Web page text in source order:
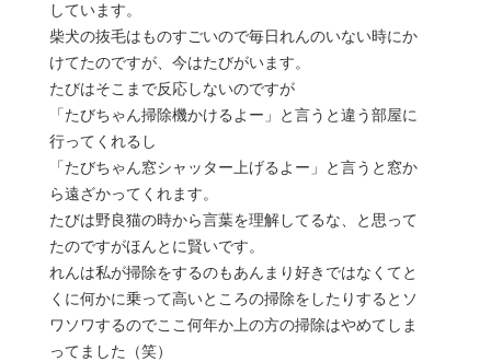
しています。
柴犬の抜毛はものすごいので毎日れんのいない時にか
けてたのですが、今はたびがいます。
たびはそこまで反応しないのですが
「たびちゃん掃除機かけるよー」と言うと違う部屋に
行ってくれるし
「たびちゃん窓シャッター上げるよー」と言うと窓か
ら遠ざかってくれます。
たびは野良猫の時から言葉を理解してるな、と思って
たのですがほんとに賢いです。
れんは私が掃除をするのもあんまり好きではなくてと
くに何かに乗って高いところの掃除をしたりするとソ
ワソワするのでここ何年か上の方の掃除はやめてしま
ってました（笑）